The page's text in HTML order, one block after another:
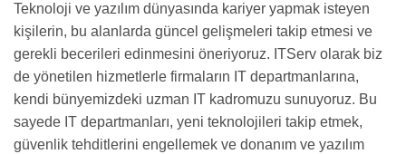
Teknoloji ve yazılım dünyasında kariyer yapmak isteyen
kişilerin, bu alanlarda güncel gelişmeleri takip etmesi ve
gerekli becerileri edinmesini öneriyoruz. ITServ olarak biz
de yönetilen hizmetlerle firmaların IT departmanlarına,
kendi bünyemizdeki uzman IT kadromuzu sunuyoruz. Bu
sayede IT departmanları, yeni teknolojileri takip etmek,
güvenlik tehditlerini engellemek ve donanım ve yazılım